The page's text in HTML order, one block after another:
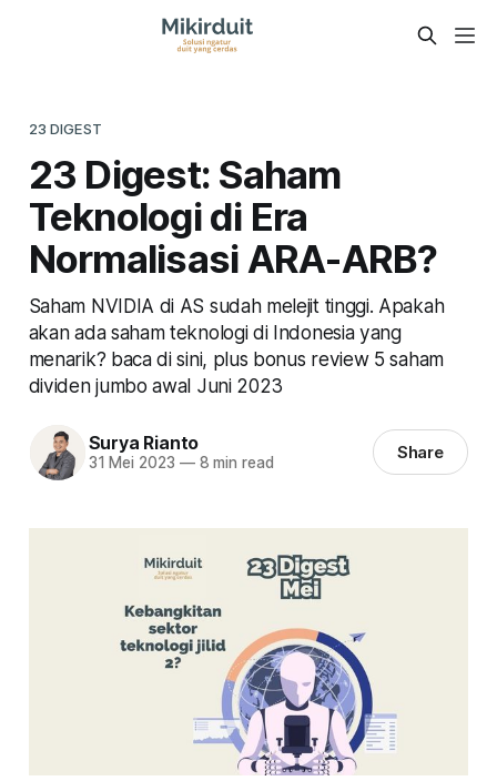
23 DIGEST
23 Digest: Saham
Teknologi di Era
Normalisasi ARA-ARB?
Saham NVIDIA di AS sudah melejit tinggi. Apakah
akan ada saham teknologi di Indonesia yang
menarik? baca di sini, plus bonus review 5 saham
dividen jumbo awal Juni 2023
Surya Rianto
31 Mei 2023 —8 min read Share